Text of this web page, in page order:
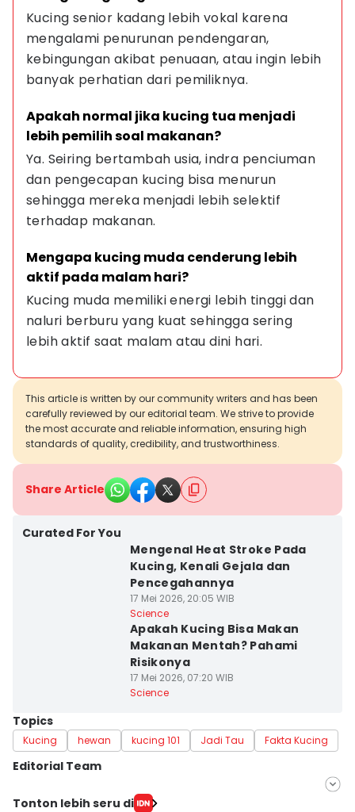
Kucing senior kadang lebih vokal karena
mengalami penurunan pendengaran,
kebingungan akibat penuaan, atau ingin lebih
banyak perhatian dari pemiliknya.
Apakah normal jika kucing tua menjadi
lebih pemilih soal makanan?
Ya. Seiring bertambah usia, indra penciuman
dan pengecapan kucing bisa menurun
sehingga mereka menjadi lebih selektif
terhadap makanan.
Mengapa kucing muda cenderung lebih
aktif pada malam hari?
Kucing muda memiliki energi lebih tinggi dan
naluri berburu yang kuat sehingga sering
lebih aktif saat malam atau dini hari.
This article is written by our community writers and has been
carefully reviewed by our editorial team. We strive to provide
the most accurate and reliable information, ensuring high
standards of quality, credibility, and trustworthiness.
Share Article
Curated For You
Mengenal Heat Stroke Pada
Kucing, Kenali Gejala dan
Pencegahannya
17 Mei 2026, 20:05 WIB
Science
Apakah Kucing Bisa Makan
Makanan Mentah? Pahami
Risikonya
17 Mei 2026, 07:20 WIB
Science
Topics
Kucing hewan kucing 101 Jadi Tau Fakta Kucing
Editorial Team
Editor
Tonton lebih seru di